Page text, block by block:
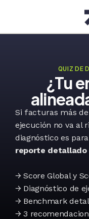
QUIZ DE
¿Tu
Si facturas más
ejecución no va al
diagnóstico es
reporte detallado
→ Score Global y
→ Diagnóstico de
→ Benchmark
→ 3